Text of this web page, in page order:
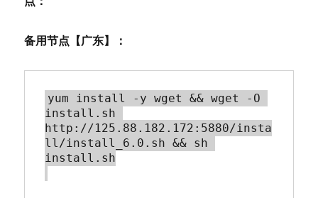
备用节点【广东】：
yum install -y wget && wget -O
install.sh
http://125.88.182.172:5880/insta
ll/install_6.0.sh && sh
install.sh